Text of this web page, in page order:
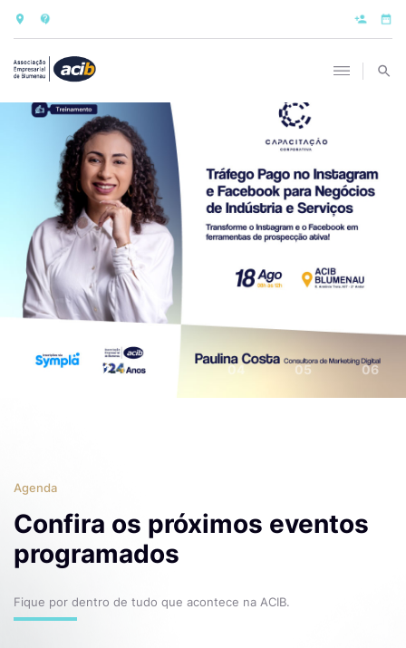
01 02 04 05 06
Agenda
Confira os próximos eventos
programados
Fique por dentro de tudo que acontece na ACIB.